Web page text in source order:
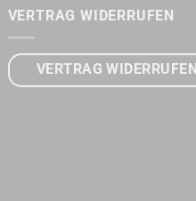
VERTRAG WIDERRUFEN
VERTRAG WIDERRUFEN